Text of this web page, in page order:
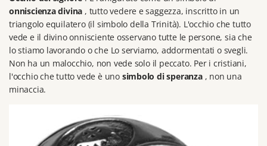
onniscienza divina , tutto vedere e saggezza, inscritto in un
triangolo equilatero (il simbolo della Trinità). L'occhio che tutto
vede e il divino onnisciente osservano tutte le persone, sia che
lo stiamo lavorando o che Lo serviamo, addormentati o svegli.
Non ha un malocchio, non vede solo il peccato. Per i cristiani,
l'occhio che tutto vede è unosimbolo di speranza, non una
minaccia.